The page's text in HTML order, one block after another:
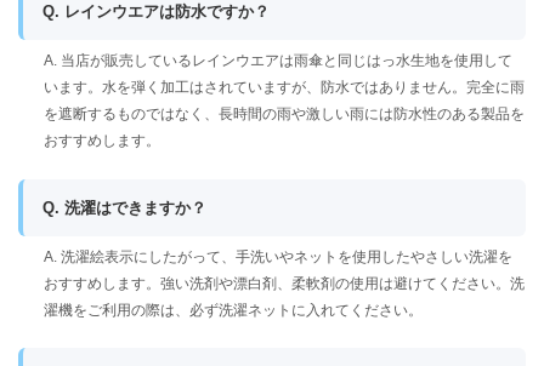
Q. レインウエアは防水ですか？
A. 当店が販売しているレインウエアは雨傘と同じはっ水生地を使用して
います。水を弾く加工はされていますが、防水ではありません。完全に雨
を遮断するものではなく、長時間の雨や激しい雨には防水性のある製品を
おすすめします。
Q. 洗濯はできますか？
A. 洗濯絵表示にしたがって、手洗いやネットを使用したやさしい洗濯を
おすすめします。強い洗剤や漂白剤、柔軟剤の使用は避けてください。洗
濯機をご利用の際は、必ず洗濯ネットに入れてください。